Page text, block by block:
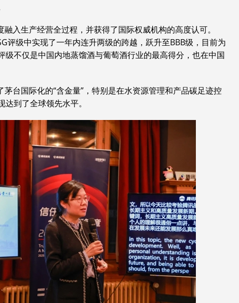
入生产经营全过程，并获得了国际权威机构的高度认可。
评级中实现了一年内连升两级的跨越，跃升至BBB级，目前为
级不仅是中国内地蒸馏酒与葡萄酒行业的最高得分，也在中国
茅台国际化的“含金量”，特别是在水资源管理和产品碳足迹控
到了全球领先水平。